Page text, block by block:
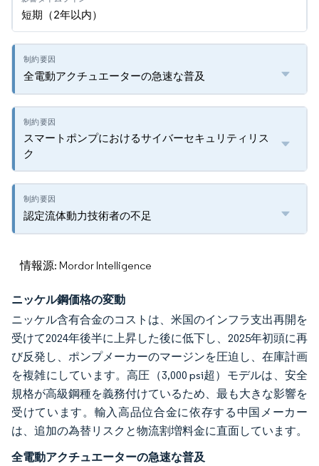
短期（2年以内）
全電動アクチュエーターの急速な普及
スマートポンプにおけるサイバーセキュリティリス
ク
認定流体動力技術者の不足
情報源: Mordor Intelligence
ニッケル鋼価格の変動
ニッケル含有合金のコストは、米国のインフラ支出再開を
受けて2024年後半に上昇した後に低下し、2025年初頭に再
び反発し、ポンプメーカーのマージンを圧迫し、在庫計画
を複雑にしています。高圧（3,000 psi超）モデルは、安全
規格が高級鋼種を義務付けているため、最も大きな影響を
受けています。輸入高品位合金に依存する中国メーカー
は、追加の為替リスクと物流割増料金に直面しています。
全電動アクチュエーターの急速な普及